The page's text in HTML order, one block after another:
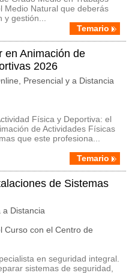
Medio Natural que deberás
gestión...
Temario
en Animación de
2026
Presencial y a Distancia
Física y Deportiva: el
de Actividades Físicas
que este profesiona...
Temario
de Sistemas
Distancia
Curso con el Centro de
en seguridad integral.
sistemas de seguridad,